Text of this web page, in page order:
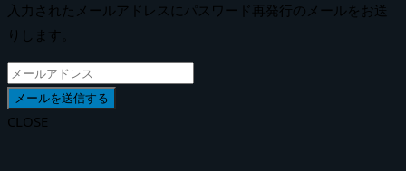
入力されたメールアドレスにパスワード再発行のメールをお送
りします。
CLOSE